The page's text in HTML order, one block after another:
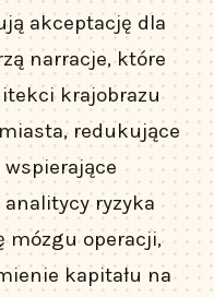
akceptację dla
narracje, które
krajobrazu
redukujące
ryzyka
mózgu operacji,
kapitału na